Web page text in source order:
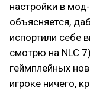
настройки в
объясняется,
испортили себе
смотрю на NLC
геймплейных
игроке ничего,